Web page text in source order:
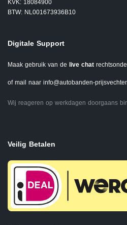
KVK: 18084900
BTW: NL001673936B10
Digitale Support
Maak gebruik van de live chat
of mail naar info@autobanden-
Wij reageren op werkdagen doorgaans
Veilig Betalen